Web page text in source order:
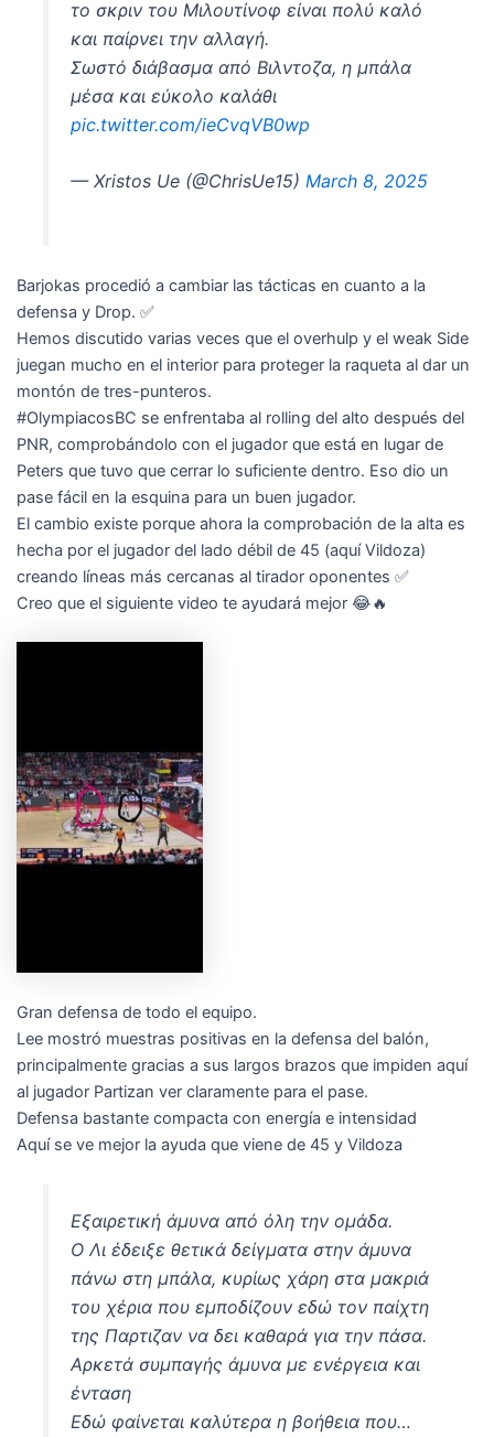
το σκριν του Μιλουτίνοφ είναι πολύ καλό
και παίρνει την αλλαγή.
Σωστό διάβασμα από Βιλντοζα, η μπάλα
μέσα και εύκολο καλάθι
pic.twitter.com/ieCvqVB0wp
— Xristos Ue (@ChrisUe15) March 8, 2025
Barjokas procedió a cambiar las tácticas en cuanto a la
defensa y Drop. ✅
Hemos discutido varias veces que el overhulp y el weak Side
juegan mucho en el interior para proteger la raqueta al dar un
montón de tres-punteros.
#OlympiacosBC se enfrentaba al rolling del alto después del
PNR, comprobándolo con el jugador que está en lugar de
Peters que tuvo que cerrar lo suficiente dentro. Eso dio un
pase fácil en la esquina para un buen jugador.
El cambio existe porque ahora la comprobación de la alta es
hecha por el jugador del lado débil de 45 (aquí Vildoza)
creando líneas más cercanas al tirador oponentes ✅
Creo que el siguiente video te ayudará mejor 😂🔥
Gran defensa de todo el equipo.
Lee mostró muestras positivas en la defensa del balón,
principalmente gracias a sus largos brazos que impiden aquí
al jugador Partizan ver claramente para el pase.
Defensa bastante compacta con energía e intensidad
Aquí se ve mejor la ayuda que viene de 45 y Vildoza
Εξαιρετική άμυνα από όλη την ομάδα.
Ο Λι έδειξε θετικά δείγματα στην άμυνα
πάνω στη μπάλα, κυρίως χάρη στα μακριά
του χέρια που εμποδίζουν εδώ τον παίχτη
της Παρτιζαν να δει καθαρά για την πάσα.
Αρκετά συμπαγής άμυνα με ενέργεια και
ένταση
Εδώ φαίνεται καλύτερα η βοήθεια που…